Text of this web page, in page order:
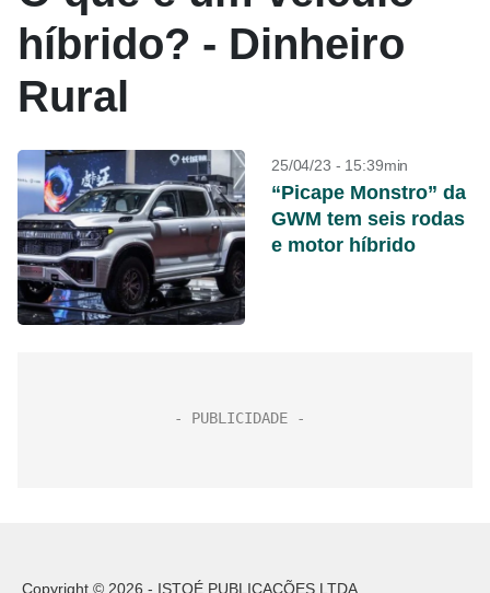
híbrido? - Dinheiro
Rural
25/04/23 - 15:39min
“Picape Monstro” da
GWM tem seis rodas
e motor híbrido
Copyright © 2026 - ISTOÉ PUBLICAÇÕES LTDA